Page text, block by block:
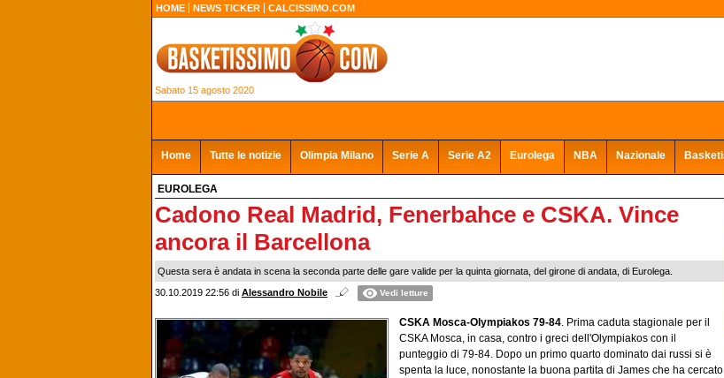
HOME NEWS TICKER CALCISSIMO.COM
Sabato 15 agosto 2020
Home Tutte le notizie Olimpia Milano Serie A Serie A2 Eurolega NBA Nazionale
EUROLEGA
Cadono Real Madrid, Fenerbahce e CSKA. Vince
ancora il Barcellona
Questa sera è andata in scena la seconda parte delle gare valide per la quinta giornata, del girone di andata, di Eurolega.
30.10.2019 22:56 di Alessandro Nobile Vedi letture
CSKA Mosca-Olympiakos 79-84. Prima caduta stagionale per il
CSKA Mosca, in casa, contro i greci dell'Olympiakos con il
punteggio di 79-84. Dopo un primo quarto dominato dai russi si è
spenta la luce, nonostante la buona partita di James che ha cercato